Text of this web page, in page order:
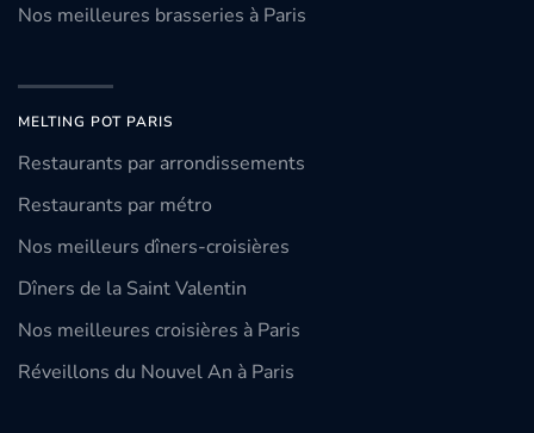
Nos meilleures brasseries à Paris
MELTING POT PARIS
Restaurants par arrondissements
Restaurants par métro
Nos meilleurs dîners-croisières
Dîners de la Saint Valentin
Nos meilleures croisières à Paris
Réveillons du Nouvel An à Paris